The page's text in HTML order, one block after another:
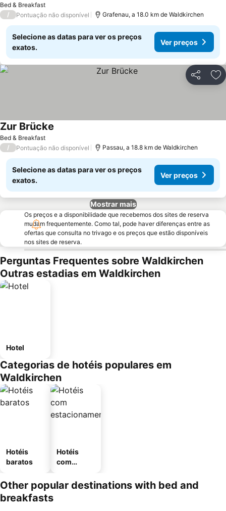
Bed & Breakfast
/ Pontuação não disponível Grafenau, a 18.0 km de Waldkirchen
Selecione as datas para ver os preços
exatos.
Ver preços
Partilhar
Bed & Breakfast
Zur Brücke
/ Pontuação não disponível Passau, a 18.8 km de Waldkirchen
Selecione as datas para ver os preços
exatos.
Ver preços
Mostrar mais
Os preços e a disponibilidade que recebemos dos sites de reserva
mudam frequentemente. Como tal, pode haver diferenças entre as
ofertas que consulta no trivago e os preços que estão disponíveis
nos sites de reserva.
Perguntas Frequentes sobre Waldkirchen
Outras estadias em Waldkirchen
Hotel
Categorias de hotéis populares em
Waldkirchen
Hotéis
baratos
Hotéis
com
mento
Other popular destinations with bed and
breakfasts